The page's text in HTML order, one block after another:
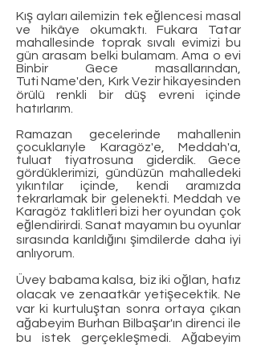
Kış ayları ailemizin tek eğlencesi masal
ve hikâye okumaktı. Fukara Tatar
mahallesinde toprak sıvalı evimizi bu
gün arasam belki bulamam. Ama o evi
Binbir Gece masallarından,
Tuti Name'den, Kırk Vezir hikayesinden
örülü renkli bir düş evreni içinde
hatırlarım.
Ramazan gecelerinde mahallenin
çocuklarıyle Karagöz'e, Meddah'a,
tuluat tiyatrosuna giderdik. Gece
gördüklerimizi, gündüzün mahalledeki
yıkıntılar içinde, kendi aramızda
tekrarlamak bir gelenekti. Meddah ve
Karagöz taklitleri bizi her oyundan çok
eğlendirirdi. Sanat mayamın bu oyunlar
sırasında karıldığını şimdilerde daha iyi
anlıyorum.
Üvey babama kalsa, biz iki oğlan, hafız
olacak ve zenaatkâr yetişecektik. Ne
var ki kurtuluştan sonra ortaya çıkan
ağabeyim Burhan Bilbaşar'ın direnci ile
bu istek gerçekleşmedi. Ağabeyim